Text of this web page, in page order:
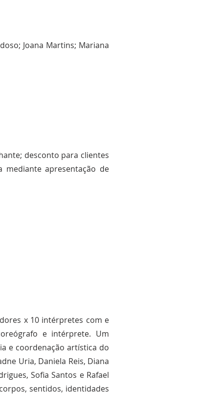
Joana Martins; Mariana
desconto para clientes
mediante apresentação de
x 10 intérpretes com e
e intérprete. Um
e coordenação artística do
Uria, Daniela Reis, Diana
Sofia Santos e Rafael
sentidos, identidades